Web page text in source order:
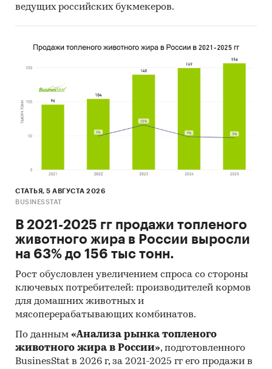
Материалы участников отечественного и
мирового рынков.
Результаты исследований маркетинговых и
данных.
Материалы и базы данных статистики ООН
Commodity Statistics, Food and Agriculture
Organization и др.).
Фонда (International Monetary Fund).
Материалы Всемирного банка (World Bank).
Материалы ВТО (World Trade Organization).
Материалы Организации экономического
сотрудничества и развития (Organization for
Economic Cooperation and Development).
Материалы International Trade Centre.
Материалы Index Mundi.
ведущих российских букмекеров.
СТАТЬЯ, 5 АВГУСТА 2026
BUSINESSTAT
В 2021-2025 гг продажи топленого
животного жира в России выросли
на 63% до 156 тыс тонн.
Рост обусловлен увеличением спроса со стороны
ключевых потребителей: производителей кормов
для домашних животных и
мясоперерабатывающих комбинатов.
По данным «Анализа рынка топленого
животного жира в России», подготовленного
BusinesStat в 2026 г, за 2021-2025 гг его продажи в